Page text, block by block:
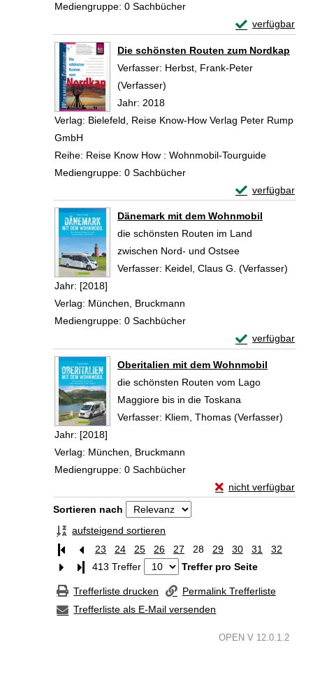
Mediengruppe: 0 Sachbücher
verfügbar
Exemplar-
Die schönsten Routen zum Nordkap
Verfasser: Herbst, Frank-Peter
(Verfasser)
Jahr: 2018
Verlag: Bielefeld, Reise Know-How Verlag Peter Rump
GmbH
Reihe: Reise Know How : Wohnmobil-Tourguide
Mediengruppe: 0 Sachbücher
verfügbar
Exemplar-
Dänemark mit dem Wohnmobil
die schönsten Routen im Land
zwischen Nord- und Ostsee
Verfasser: Keidel, Claus G. (Verfasser)
Jahr: [2018]
Verlag: München, Bruckmann
Mediengruppe: 0 Sachbücher
verfügbar
Exemplar-
Oberitalien mit dem Wohnmobil
die schönsten Routen vom Lago
Maggiore bis in die Toskana
Verfasser: Kliem, Thomas (Verfasser)
Jahr: [2018]
Verlag: München, Bruckmann
Mediengruppe: 0 Sachbücher
nicht verfügbar
Exemplar-Details
Zu den Suchfiltern springen
Sortieren nach
aufsteigend sortieren
23
24 25 26 27 28 29 30 31
32
Letzte Seite
413 Treffer Treffer pro Seite
Trefferliste drucken
Permalink Trefferliste
Trefferliste als E-Mail versenden
OPEN V 12.0.1.2